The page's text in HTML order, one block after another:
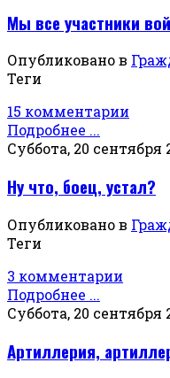
Мы все участники
Опубликовано в
Теги
15 комментарии
Подробнее ...
Суббота, 20 сентября
Ну что, боец, устал?
Опубликовано в
Теги
3 комментарии
Подробнее ...
Суббота, 20 сентября
Артиллерия,